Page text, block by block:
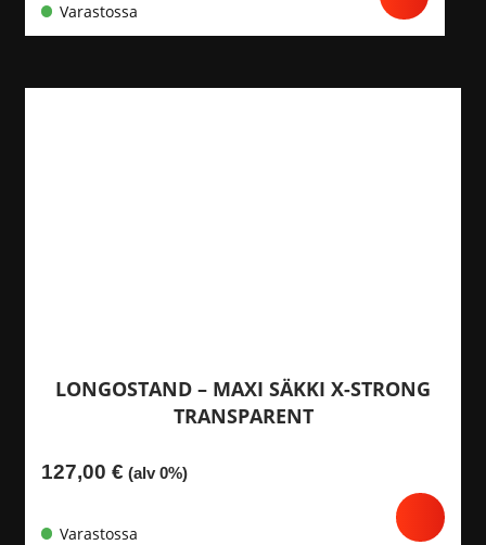
Varastossa
LONGOSTAND – MAXI SÄKKI X-STRONG
TRANSPARENT
127,00 € (alv 0%)
Varastossa